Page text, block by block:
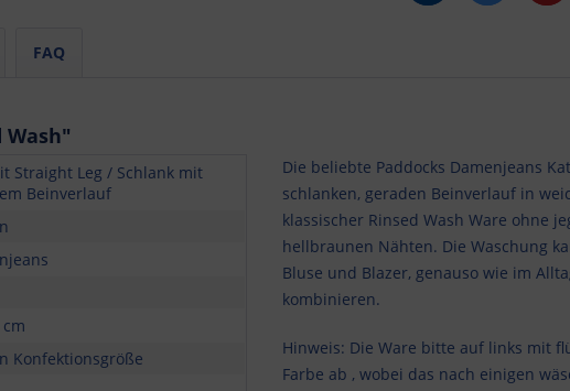
FAQ
Die beliebte Paddocks Damenjeans
schlanken, geraden Beinverlauf in
klassischer Rinsed Wash Ware ohne
hellbraunen Nähten. Die Waschung
Bluse und Blazer, genauso wie im
kombinieren.
Hinweis: Die Ware bitte auf links mit
Farbe ab , wobei das nach einigen
Straight Leg / Schlank mit
Beinverlauf
Konfektionsgröße